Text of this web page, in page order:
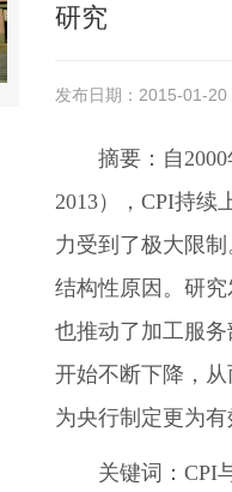
研究
发布日期：2015-01-20
摘要： 自
2013），CPI持续
力受到了极大限
结构性原因。研
也推动了加工服
开始不断下降，
为央行制定更为
关键词：CPI